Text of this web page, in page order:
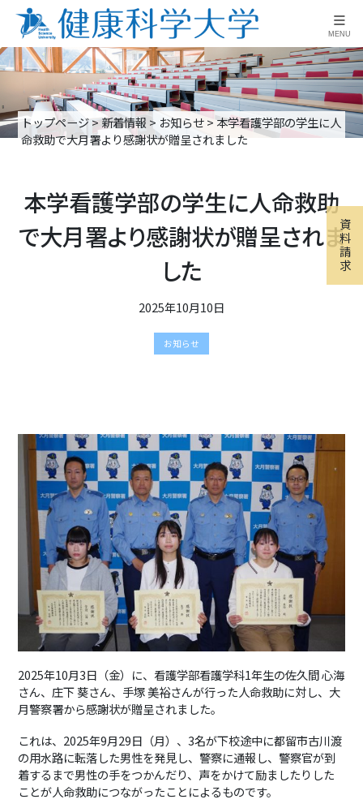
≡
MENU
資
料
請
求
トップページ>新着情報 > お知らせ>本学看護学部の学生に人
命救助で大月署より感謝状が贈呈されました
本学看護学部の学生に人命救助
で大月署より感謝状が贈呈されま
した
2025年10月10日
お知らせ
2025年10月3日（金）に、看護学部看護学科1年生の佐久間 心海
さん、庄下 葵さん、手塚 美裕さんが行った人命救助に対し、大
月警察署から感謝状が贈呈されました。
これは、2025年9月29日（月）、3名が下校途中に都留市古川渡
の用水路に転落した男性を発見し、警察に通報し、警察官が到
着するまで男性の手をつかんだり、声をかけて励ましたりした
ことが人命救助につながったことによるものです。